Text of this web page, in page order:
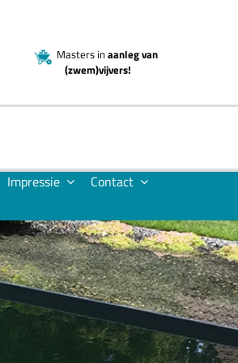
Masters inaanleg van
(zwem)vijvers!
Impressie
Contact